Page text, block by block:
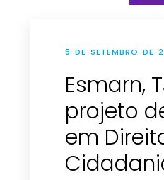
5 DE SETEMBRO DE
Esmarn,
projeto
em